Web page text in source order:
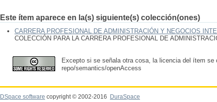
Este ítem aparece en la(s) siguiente(s) colección(ones)
CARRERA PROFESIONAL DE ADMINISTRACIÓN Y NEGOCIOS
COLECCIÓN PARA LA CARRERA PROFESIONAL DE
Excepto si se señala otra cosa, la licencia del ítem se
repo/semantics/openAccess
DSpace software copyright © 2002-2016
DuraSpace